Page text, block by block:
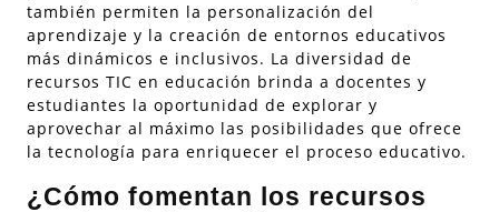
también permiten la personalización del
aprendizaje y la creación de entornos educativos
más dinámicos e inclusivos. La diversidad de
recursos TIC en educación brinda a docentes y
estudiantes la oportunidad de explorar y
aprovechar al máximo las posibilidades que ofrece
la tecnología para enriquecer el proceso educativo.
¿Cómo fomentan los recursos